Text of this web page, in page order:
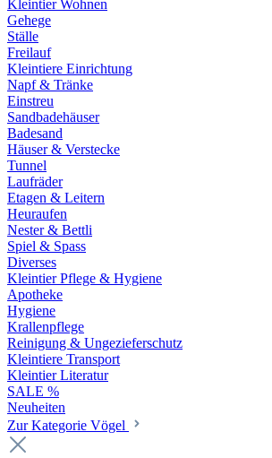
Kleintier Wohnen
Gehege
Ställe
Freilauf
Kleintiere Einrichtung
Napf & Tränke
Einstreu
Sandbadehäuser
Badesand
Häuser & Verstecke
Tunnel
Laufräder
Etagen & Leitern
Heuraufen
Nester & Bettli
Spiel & Spass
Diverses
Kleintier Pflege & Hygiene
Apotheke
Hygiene
Krallenpflege
Reinigung & Ungezieferschutz
Kleintiere Transport
Kleintier Literatur
SALE %
Neuheiten
Zur Kategorie Vögel